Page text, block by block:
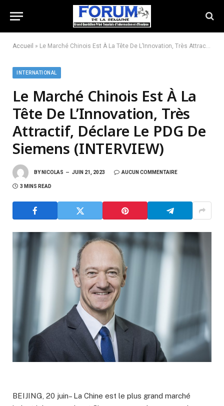
Accueil » Le Marché Chinois Est À La Tête De L’Innovation, Très Attractif, Déclare Le PDG De Siemens (INTERVIEW)
INTERNATIONAL
Le Marché Chinois Est À La
Tête De L’Innovation, Très
Attractif, Déclare Le PDG De
Siemens (INTERVIEW)
BY NICOLAS JUIN 21, 2023 AUCUN COMMENTAIRE
3 MINS READ
BEIJING, 20 juin– La Chine est le plus grand marché